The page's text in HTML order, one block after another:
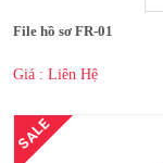
File hồ sơ FR-01
Giá : Liên Hệ
SALE